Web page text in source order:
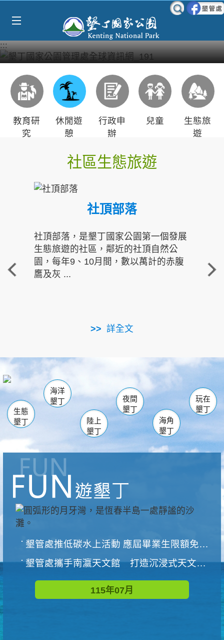
:::
教育研
究
休閒遊
憩
行政申
辦
兒童
生態旅
遊
社區生態旅遊
社頂部落
社頂部落，是墾丁國家公園第一個發展
生態旅遊的社區，鄰近的社頂自然公
園，每年9、10月間，數以萬計的赤腹
鷹及灰 ...
詳全文
重
走進
南仁湖
海生館
恆春 佳樂水
龍鑾潭自然中心 森林遊樂區
瓊麻館
關山 墾管處遊客中心
社頂公園 風吹沙
船帆石
白砂 龍磐公園
香蕉灣
砂島
鵝鑾鼻
生態
墾丁
海洋
墾丁
陸上
墾丁
夜間
墾丁
海角
墾丁
玩在
墾丁
墾管處推低碳水上活動 應屆畢業生限額免費參加
墾管處攜手南瀛天文館 打造沉浸式天文探索營隊
115年07月